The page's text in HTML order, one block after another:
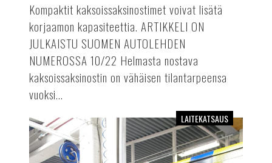
Kompaktit kaksoissaksinostimet voivat lisätä
korjaamon kapasiteettia. ARTIKKELI ON
JULKAISTU SUOMEN AUTOLEHDEN
NUMEROSSA 10/22 Helmasta nostava
kaksoissaksinostin on vähäisen tilantarpeensa
vuoksi...
Raskaan
kaluston
renkaanvaihtokoneet
LAITEKATSAUS